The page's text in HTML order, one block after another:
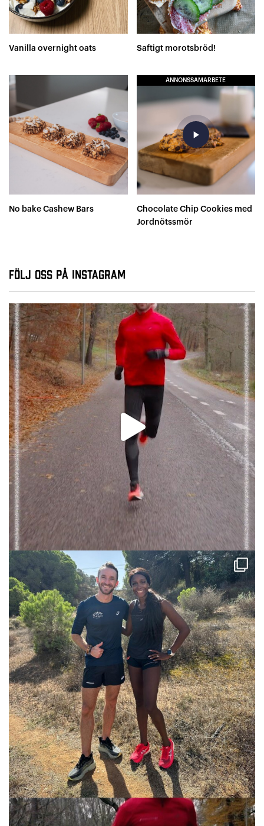
Vanilla overnight oats Saftigt morotsbröd!
No bake Cashew Bars
ANNONSSAMARBETE
play_arrow
Chocolate Chip Cookies med
Jordnötssmör
Följ oss på Instagram